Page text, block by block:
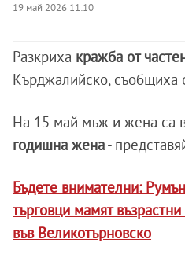
19 май 2026 11:10
Разкриха кражба от
Кърджалийско,
На 15 май мъж и жена са
годишна жена-
Бъдете внимателни:
търговци мамят
във Великотърновско